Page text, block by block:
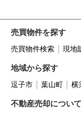
売買物件を探す
売買物件検索 現地
地域から探す
逗子市 葉山町 横
不動産売却について